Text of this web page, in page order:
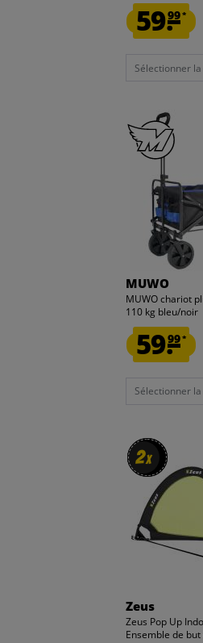
59.99*
Sélectionner
MUWO
MUWO chariot
110 kg bleu/noir
59.99*
Sélectionner
2x
2x
Zeus
Zeus Pop Up
Ensemble de